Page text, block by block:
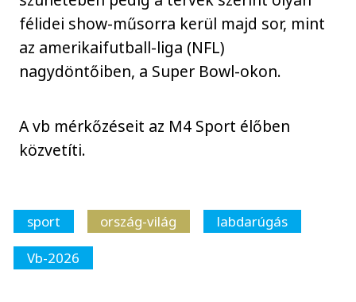
félidei show-műsorra kerül majd sor, mint
az amerikaifutball-liga (NFL)
nagydöntőiben, a Super Bowl-okon.
A vb mérkőzéseit az M4 Sport élőben
közvetíti.
sport ország-világ
labdarúgás
Vb-2026